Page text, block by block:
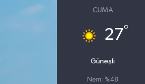
CUMA
27°
Güneşli
Nem: %48